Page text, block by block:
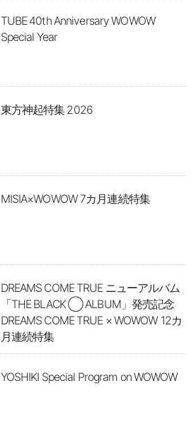
TUBE 40th Anniversary WOWOW
Special Year
東方神起特集 2026
MISIA×WOWOW 7カ月連続特集
DREAMS COME TRUE ニューアルバム
「THE BLACK ◯ ALBUM」発売記念
DREAMS COME TRUE × WOWOW 12カ
月連続特集
YOSHIKI Special Program on WOWOW